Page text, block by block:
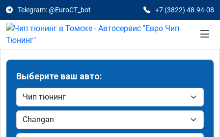
Telegram: @EuroCT_bot +7 (3822) 48-94-08
Выберите ваш авто: